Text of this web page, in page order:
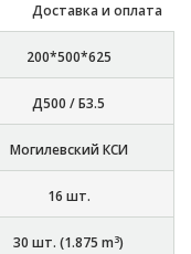
Доставка и оплата
200*500*625
Д500 / Б3.5
Могилевский КСИ
16 шт.
30 шт. (1.875 m3)